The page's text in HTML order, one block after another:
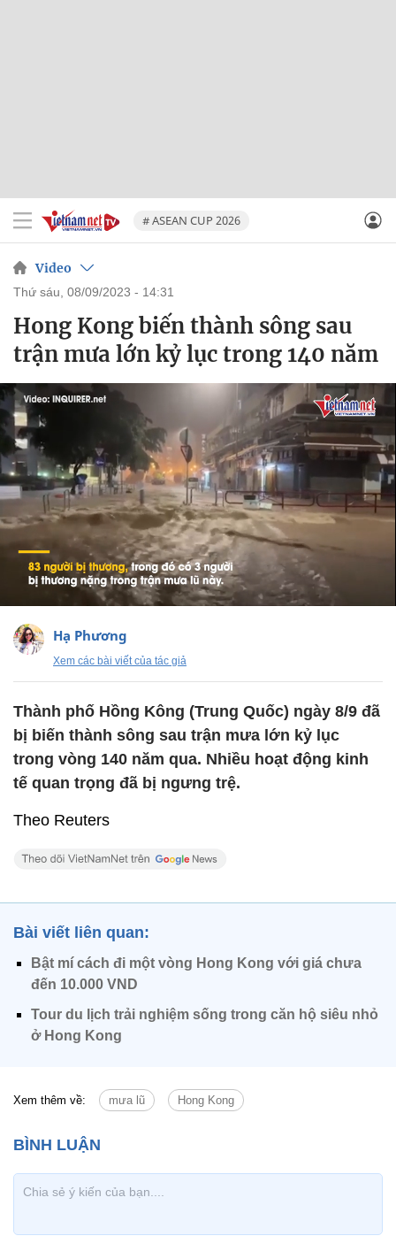
# ASEAN CUP 2026
Video
thứ sáu, 08/09/2023 - 14:31
Hong Kong biến thành sông sau
trận mưa lớn kỷ lục trong 140 năm
Hạ Phương
Xem các bài viết của tác giả
Thành phố Hồng Kông (Trung Quốc) ngày 8/9 đã
bị biến thành sông sau trận mưa lớn kỷ lục
trong vòng 140 năm qua. Nhiều hoạt động kinh
tế quan trọng đã bị ngưng trệ.
Theo Reuters
Bài viết liên quan:
Bật mí cách đi một vòng Hong Kong với giá chưa
đến 10.000 VND
Tour du lịch trải nghiệm sống trong căn hộ siêu nhỏ
ở Hong Kong
Xem thêm về: mưa lũ Hong Kong